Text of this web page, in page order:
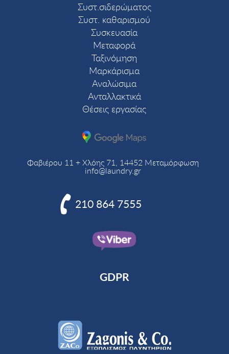
Συστ.σιδερώματος
Συστ. καθαρισμού
Συσκευασία
Μεταφορά
Ταξινόμηση
Μαρκάρισμα
Αναλώσιμα
Ανταλλακτικά
Θέσεις εργασίας
Φαβιέρου 11 + Χλόης 71, 14452 Μεταμόρφωση
info@laundry.gr
210 864 7555
GDPR